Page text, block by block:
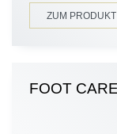
ZUM PRODUKT
FOOT CARE